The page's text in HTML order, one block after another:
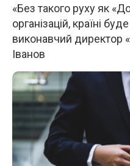
«Без такого руху як
організацій, країні
виконавчий директор
Іванов